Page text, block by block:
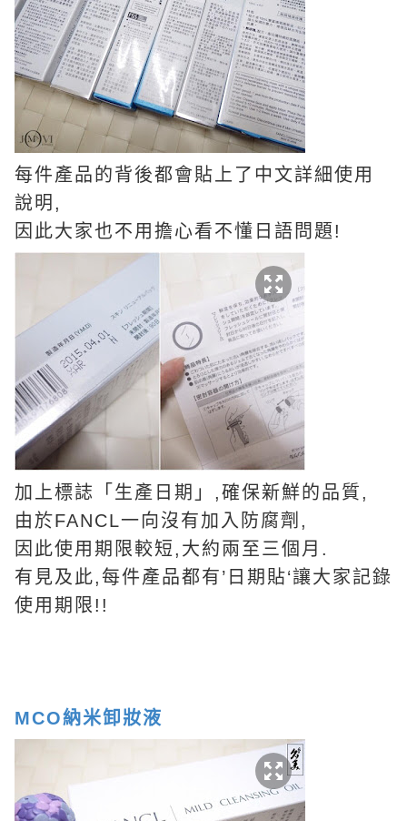
每件產品的背後都會貼上了中文詳細使用
說明,
因此大家也不用擔心看不懂日語問題!
加上標誌「生產日期」,確保新鮮的品質,
由於FANCL一向沒有加入防腐劑,
因此使用期限較短,大約兩至三個月.
有見及此,每件產品都有’日期貼‘讓大家記錄
使用期限!!
MCO納米卸妝液